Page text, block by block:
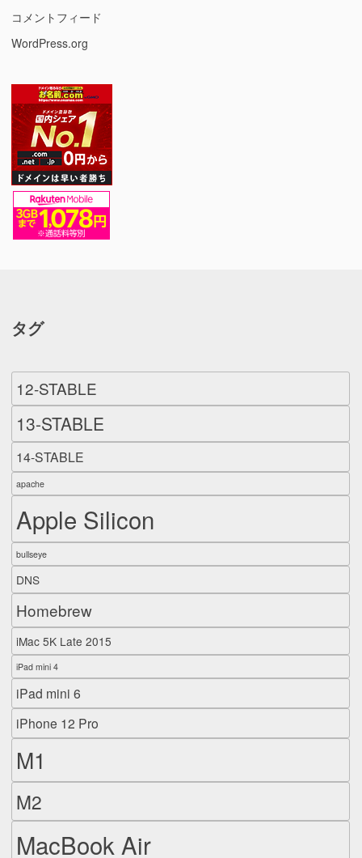
コメントフィード
WordPress.org
タグ
12-STABLE
13-STABLE
14-STABLE
apache
Apple Silicon
bullseye
DNS
Homebrew
iMac 5K Late 2015
iPad mini 4
iPad mini 6
iPhone 12 Pro
M1
M2
MacBook Air